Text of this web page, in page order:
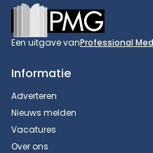
Footer
Een uitgave vanProfessional
Informatie
Adverteren
Nieuws melden
Vacatures
Over ons